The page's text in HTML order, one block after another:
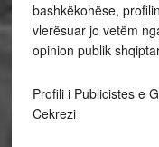
bashkëkohëse,
vlerësuar jo vetëm
opinion publik
Profili i Publicistes e
Cekrezi